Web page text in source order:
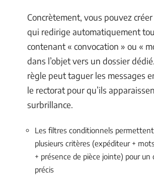
Concrètement, vous pouvez
qui redirige automatiquement
contenant « convocation » ou «
dans l’objet vers un dossier
règle peut taguer les messages
le rectorat pour qu’ils
surbrillance.
Les filtres conditionnels
plusieurs critères (expéditeur +
+ présence de pièce jointe) pour un
précis